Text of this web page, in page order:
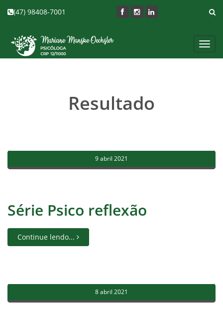
(47) 98408-7001
Resultado
9 abril 2021
Série Psico reflexão
Continue lendo...
8 abril 2021